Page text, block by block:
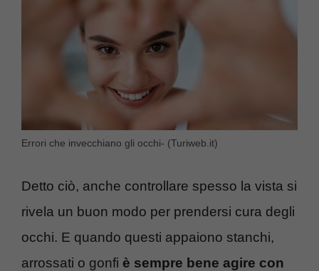
Errori che invecchiano gli occhi- (Turiweb.it)
Detto ciò, anche controllare spesso la vista si
rivela un buon modo per prendersi cura degli
occhi. E quando questi appaiono stanchi,
arrossati o gonfi è sempre bene agire con